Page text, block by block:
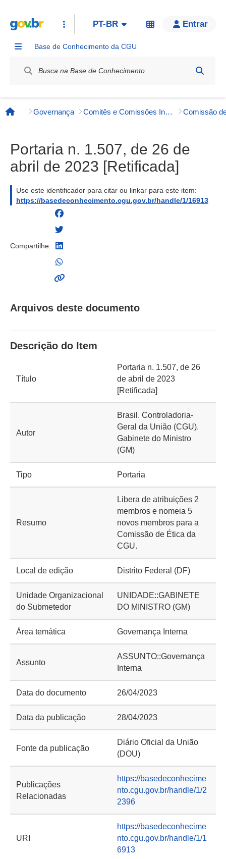
PT-BR Entrar
Base de Conhecimento da CGU
Página inicial
Governança Comitês e Comissões Internos
Portaria n. 1.507, de 26 de
abril de 2023 [Retificada]
Use este identificador para citar ou linkar para este item:
https://basedeconhecimento.cgu.gov.br/handle/1/16913
Compartilhe:
Arquivos deste documento
Descrição do Item
Título
Portaria n. 1.507, de 26
de abril de 2023
[Retificada]
Autor
Brasil. Controladoria-
Geral da União (CGU).
Gabinete do Ministro
(GM)
Tipo Portaria
Resumo
Libera de atribuições 2
membros e nomeia 5
novos membros para a
Comissão de Ética da
CGU.
Local de edição Distrito Federal (DF)
Unidade Organizacional
do Submetedor
UNIDADE::GABINETE
DO MINISTRO (GM)
Área temática Governança Interna
Assunto
ASSUNTO::Governança
Interna
Data do documento 26/04/2023
Data da publicação 28/04/2023
Fonte da publicação
Diário Oficial da União
(DOU)
Publicações
Relacionadas
https://basedeconhecime
nto.cgu.gov.br/handle/1/2
2396
URI
https://basedeconhecime
nto.cgu.gov.br/handle/1/1
6913